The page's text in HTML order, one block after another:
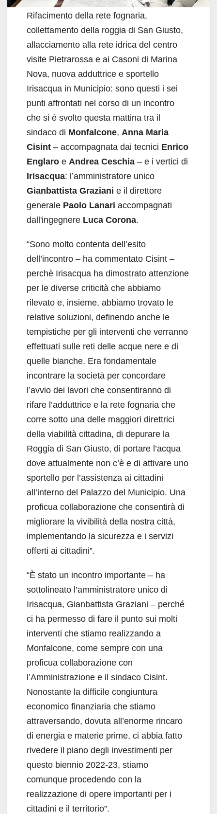
Rifacimento della rete fognaria,
collettamento della roggia di San Giusto,
allacciamento alla rete idrica del centro
visite Pietrarossa e ai Casoni di Marina
Nova, nuova adduttrice e sportello
Irisacqua in Municipio: sono questi i sei
punti affrontati nel corso di un incontro
che si è svolto questa mattina tra il
sindaco di Monfalcone, Anna Maria
Cisint – accompagnata dai tecnici Enrico
Englaro e Andrea Ceschia – e i vertici di
Irisacqua: l’amministratore unico
Gianbattista Graziani e il direttore
generale Paolo Lanari accompagnati
dall'ingegnere Luca Corona.
“Sono molto contenta dell’esito
dell’incontro – ha commentato Cisint –
perchè Irisacqua ha dimostrato attenzione
per le diverse criticità che abbiamo
rilevato e, insieme, abbiamo trovato le
relative soluzioni, definendo anche le
tempistiche per gli interventi che verranno
effettuati sulle reti delle acque nere e di
quelle bianche. Era fondamentale
incontrare la società per concordare
l’avvio dei lavori che consentiranno di
rifare l’adduttrice e la rete fognaria che
corre sotto una delle maggiori direttrici
della viabilità cittadina, di depurare la
Roggia di San Giusto, di portare l’acqua
dove attualmente non c’è e di attivare uno
sportello per l’assistenza ai cittadini
all’interno del Palazzo del Municipio. Una
proficua collaborazione che consentirà di
migliorare la vivibilità della nostra città,
implementando la sicurezza e i servizi
offerti ai cittadini”.
“È stato un incontro importante – ha
sottolineato l’amministratore unico di
Irisacqua, Gianbattista Graziani – perché
ci ha permesso di fare il punto sui molti
interventi che stiamo realizzando a
Monfalcone, come sempre con una
proficua collaborazione con
l’Amministrazione e il sindaco Cisint.
Nonostante la difficile congiuntura
economico finanziaria che stiamo
attraversando, dovuta all’enorme rincaro
di energia e materie prime, ci abbia fatto
rivedere il piano degli investimenti per
questo biennio 2022-23, stiamo
comunque procedendo con la
realizzazione di opere importanti per i
cittadini e il territorio”.